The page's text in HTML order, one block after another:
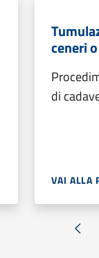
ceneri
di
VAI ALLA
«